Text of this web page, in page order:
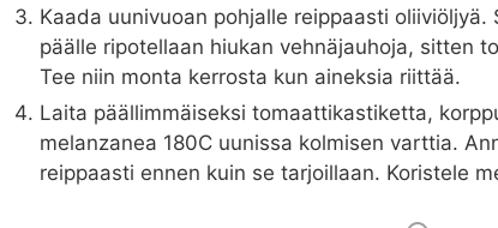
Kaada uunivuoan pohjalle reippaasti
päälle ripotellaan hiukan vehnäjauhoja, sitten
Tee niin monta kerrosta kun aineksia riittää.
Laita päällimmäiseksi tomaattikastiketta,
melanzanea 180C uunissa kolmisen varttia.
reippaasti ennen kuin se tarjoillaan. Koristele